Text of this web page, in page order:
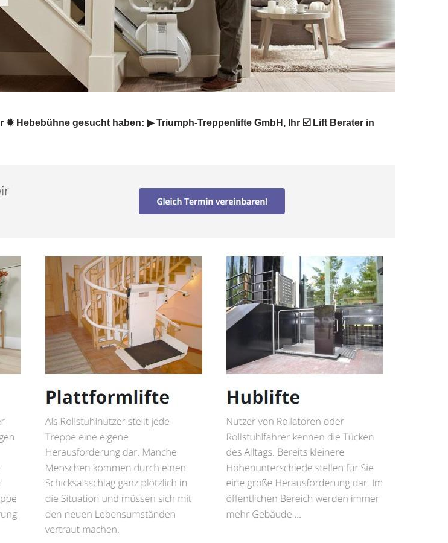
Hebebühne gesucht haben: ▶︎ Triumph-Treppenlifte GmbH, Ihr ☑️ Lift Berater in